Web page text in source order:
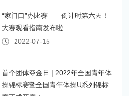
“家门口”办比赛——倒计时第六天！
大赛观看指南发布啦
2022-07-15
首个团体夺金日 | 2022年全国青年体
操锦标赛暨全国青年体操U系列锦标